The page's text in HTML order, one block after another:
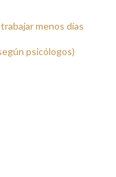
menos días
psicólogos)